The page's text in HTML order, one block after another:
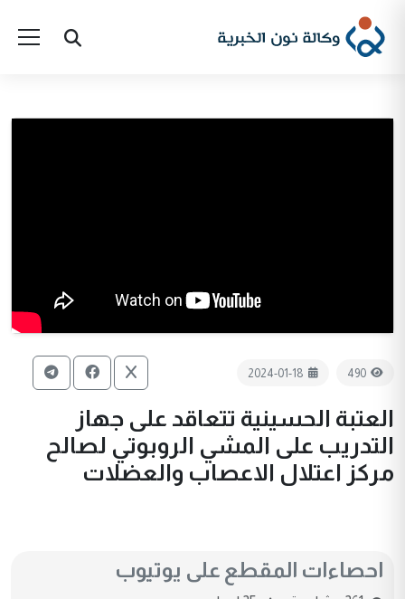
490
2024-01-18
العتبة الحسينية تتعاقد على جهاز
التدريب على المشي الروبوتي لصالح
مركز اعتلال الاعصاب والعضلات
احصاءات المقطع على يوتيوب